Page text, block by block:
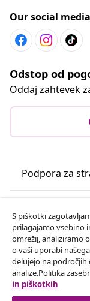
Our social
Odstop od
Oddaj zahtevek
Podpora za
vidaXL
Odkrijte več
S piškotki
prilagajamo vsebino
omrežij, analiziramo
o vaši uporabi
delujejo na področjih
analize.Politika
in piškotkih